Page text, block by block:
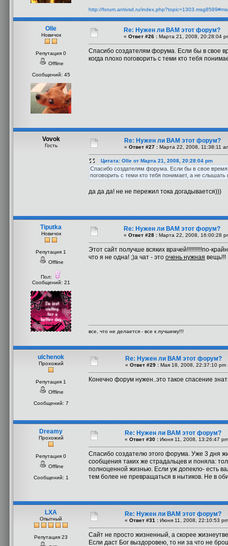
http://forum.antivsd.ru/
Olle
Новичок
Репутация 0
Offline
Сообщений: 45
Re: Нужен ли ВАМ этот форум?
« Ответ #26 : Марта 21, 2008, 20:28:04
Спасибо создателям форума. Если бы в свое
когда плохо поговорить с теми кто тебя
Vovok
Гость
Re: Нужен ли ВАМ этот форум?
« Ответ #27 : Марта 22, 2008, 11:38:11
Цитата: Olle от Марта 21, 2008, 20:28:04 pm
Спасибо создателям форума. Если бы в свое
поговорить с теми кто тебя понимает, а не
да да да! не не пережил тока догадывается)))
Tiputka
Новичок
Репутация 1
Offline
Пол:
Сообщений: 21
Re: Нужен ли ВАМ этот форум?
« Ответ #28 : Марта 22, 2008, 16:00:28
Этот сайт получше всяких врачей!!!!!!!!!!по-
что я не одна! ;)а чат - это очень нужная вещь!!!
все, что не делается - все к лучшему!!!
ulchenok
Прохожий
Репутация 1
Offline
Сообщений: 7
Re: Нужен ли ВАМ этот форум?
« Ответ #29 : Мая 18, 2008, 22:37:10 pm
Конечно форум нужен..это такое спасение
Dreamy
Прохожий
Репутация 0
Offline
Сообщений: 1
Re: Нужен ли ВАМ этот форум?
« Ответ #30 : Июня 11, 2008, 13:26:47
Спасибо создателю этого форума. Уже 3 дня
сообщения таких же страдальцев и поняла:
полноценной жизнью. Если уж допекло- есть
тем более не превращаться в нытиков. Не в
LXA
Опытный
Репутация 23
Re: Нужен ли ВАМ этот форум?
« Ответ #31 : Июня 11, 2008, 22:10:53
Сайт не просто жизненный, а скорее
Если даст Бог выздоровею, то ни за что не